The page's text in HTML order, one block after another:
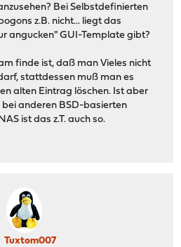
Bei Selbstdefinierten
z.B. nicht... liegt das
angucken" GUI-Template gibt?
finde ist, daß man Vieles nicht
stattdessen muß man es
alten Eintrag löschen. Ist aber
anderen BSD-basierten
ist das z.T. auch so.
Tuxtom007